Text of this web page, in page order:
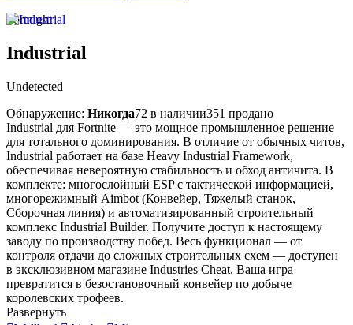
Fortnight
Industrial
Undetected
Обнаружение: Никогда72 в наличии351 продано
Industrial для Fortnite — это мощное промышленное решение
для тотального доминирования. В отличие от обычных читов,
Industrial работает на базе Heavy Industrial Framework,
обеспечивая невероятную стабильность и обход античита. В
комплекте: многослойный ESP с тактической информацией,
многорежимный Aimbot (Конвейер, Тяжелый станок,
Сборочная линия) и автоматизированный строительный
комплекс Industrial Builder. Получите доступ к настоящему
заводу по производству побед. Весь функционал — от
контроля отдачи до сложных строительных схем — доступен
в эксклюзивном магазине Industries Cheat. Ваша игра
превратится в безостановочный конвейер по добыче
королевских трофеев.
Развернуть